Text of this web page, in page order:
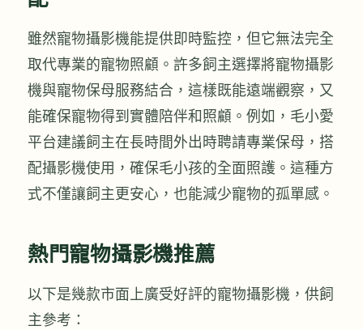
雖然寵物攝影機能提供即時監控，但它無法完全
取代專業的寵物照顧。許多飼主選擇將寵物攝影
機與寵物保母服務結合，這樣既能遠端觀察，又
能確保寵物得到實體陪伴和照顧。例如，毛小愛
平台建議飼主在長時間外出時聘請專業保母，搭
配攝影機使用，確保毛小孩的全面照護。這種方
式不僅讓飼主更安心，也能減少寵物的孤單感。
熱門寵物攝影機推薦
以下是幾款市面上廣受好評的寵物攝影機，供飼
主參考：